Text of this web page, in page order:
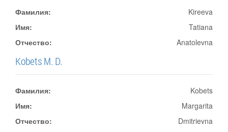
Фамилия:
Kireeva
Имя:
Tatiana
Отчество:
Anatolevna
Kobets M. D.
Фамилия:
Kobets
Имя:
Margarita
Отчество:
Dmitrievna